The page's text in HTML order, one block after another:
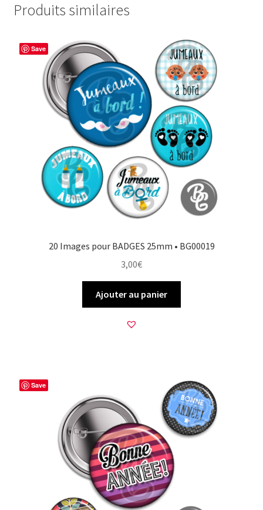
Produits similaires
Save
20 Images pour BADGES 25mm • BG00019
3,00€
Ajouter au panier
Save